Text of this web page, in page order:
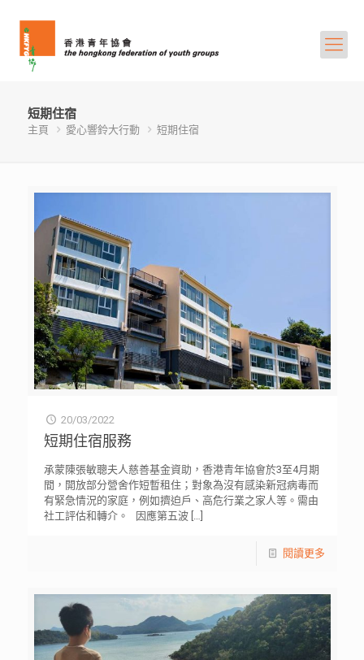
短期住宿
主頁 愛心響鈴大行動 短期住宿
20/03/2022
短期住宿服務
承蒙陳張敏聰夫人慈善基金資助，香港青年協會於3至4月期
間，開放部分營舍作短暫租住；對象為沒有感染新冠病毒而
有緊急情況的家庭，例如擠迫戶、高危行業之家人等。需由
社工評估和轉介。 因應第五波[…]
閱讀更多